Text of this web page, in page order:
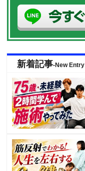
新着記事-New Entry